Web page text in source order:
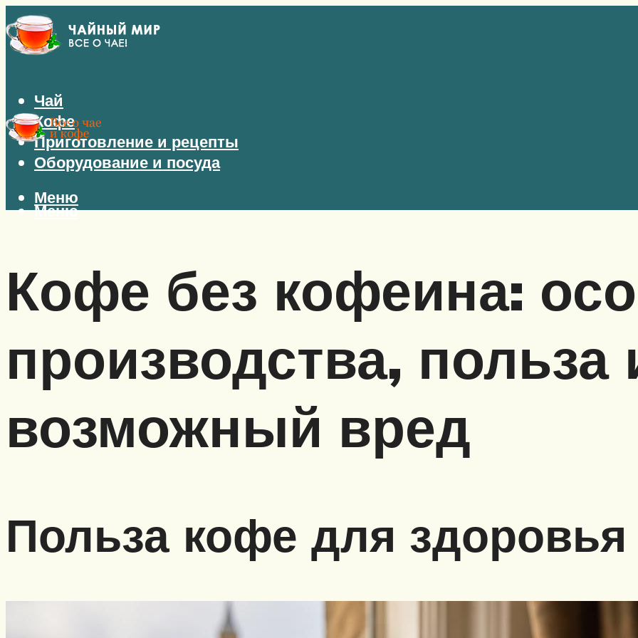
Чай
Кофе
Приготовление и рецепты
Оборудование и посуда
Меню
Меню
Кофе без кофеина:
производства, польза
возможный вред
Польза кофе для здоровья